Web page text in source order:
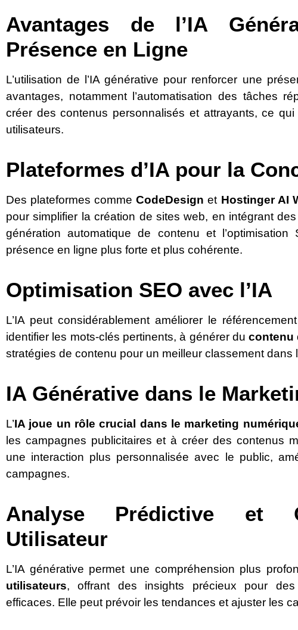
Avantages de l’IA
Présence en Ligne
L’utilisation de l’IA générative pour renforcer une
avantages, notamment l’automatisation des tâches
créer des contenus personnalisés et attrayants, ce qui
utilisateurs.
Plateformes d’IA pour la
Des plateformes commeCodeDesign et Hostinger AI
pour simplifier la création de sites web, en intégrant
génération automatique de contenu et
présence en ligne plus forte et plus cohérente.
Optimisation SEO avec l’IA
L’IA peut considérablement améliorer le
identifier les mots-clés pertinents, à générer ducontenu
stratégies de contenu pour un meilleur classement dans
IA Générative dans le
L’IA joue un rôle crucial dans le marketing
les campagnes publicitaires et à créer des contenus
une interaction plus personnalisée avec le public,
campagnes.
Analyse Prédictive et
Utilisateur
L’IA générative permet une compréhension plus
utilisateurs, offrant des insights précieux pour des
efficaces. Elle peut prévoir les tendances et ajuster les